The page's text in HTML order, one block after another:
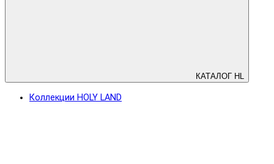
КАТАЛОГ HL
Коллекции HOLY LAND